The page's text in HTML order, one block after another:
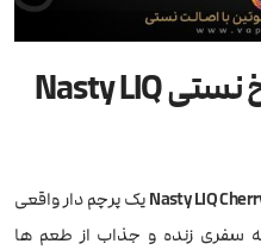
سالت نیکوتین آلبالو یخ نستی Nasty LIQ
یک پرچم دار واقعی
سفری زنده و جذاب از طعم ها